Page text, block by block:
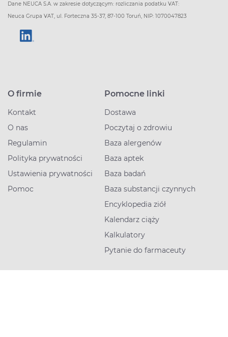
Dane NEUCA S.A. w zakresie dotyczącym: rozliczania podatku VAT:
Neuca Grupa VAT, ul. Forteczna 35-37, 87-100 Toruń, NIP: 1070047823
O firmie
Kontakt
O nas
Regulamin
Polityka prywatności
Ustawienia prywatności
Pomoc
Pomocne linki
Dostawa
Poczytaj o zdrowiu
Baza alergenów
Baza aptek
Baza badań
Baza substancji czynnych
Encyklopedia ziół
Kalendarz ciąży
Kalkulatory
Pytanie do farmaceuty